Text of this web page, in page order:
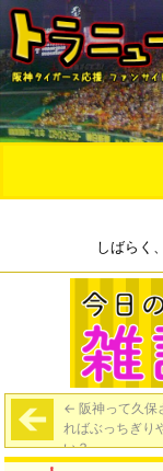
しばらく
← 阪神って久保
ればぶっちぎり
い？